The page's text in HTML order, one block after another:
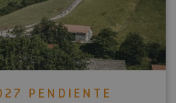
PENDIENTE